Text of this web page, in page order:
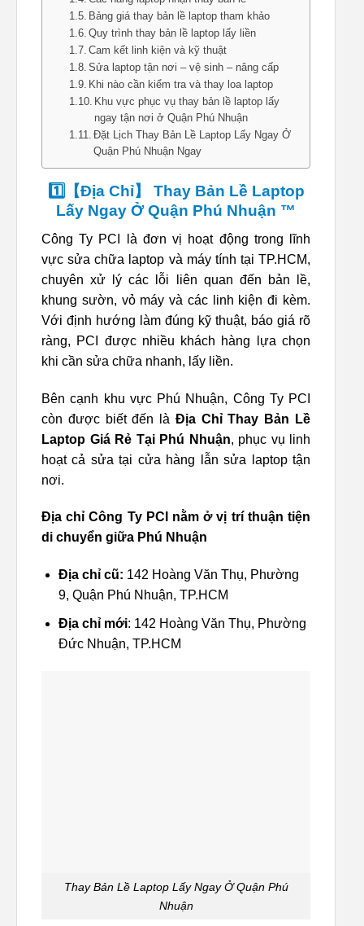
Bảng giá thay bản lề laptop tham khảo
Quy trình thay bản lề laptop lấy liền
Cam kết linh kiện và kỹ thuật
Sửa laptop tận nơi – vệ sinh – nâng cấp
Khi nào cần kiểm tra và thay loa laptop
Khu vực phục vụ thay bản lề laptop lấy
ngay tận nơi ở Quận Phú Nhuận
Đặt Lịch Thay Bản Lề Laptop Lấy Ngay Ở
Quận Phú Nhuận Ngay
1️⃣【Địa Chỉ】 Thay Bản Lề Laptop
Lấy Ngay Ở Quận Phú Nhuận ™
Công Ty PCI là đơn vị hoạt động trong lĩnh
vực sửa chữa laptop và máy tính tại TP.HCM,
chuyên xử lý các lỗi liên quan đến bản lề,
khung sườn, vỏ máy và các linh kiện đi kèm.
Với định hướng làm đúng kỹ thuật, báo giá rõ
ràng, PCI được nhiều khách hàng lựa chọn
khi cần sửa chữa nhanh, lấy liền.
Bên cạnh khu vực Phú Nhuận, Công Ty PCI
còn được biết đến là Địa Chỉ Thay Bản Lề
Laptop Giá Rẻ Tại Phú Nhuận, phục vụ linh
hoạt cả sửa tại cửa hàng lẫn sửa laptop tận
nơi.
Địa chỉ Công Ty PCI nằm ở vị trí thuận tiện
di chuyển giữa Phú Nhuận
Địa chỉ cũ: 142 Hoàng Văn Thụ, Phường
9, Quận Phú Nhuận, TP.HCM
Địa chỉ mới: 142 Hoàng Văn Thụ, Phường
Đức Nhuận, TP.HCM
Thay Bản Lề Laptop Lấy Ngay Ở Quận Phú
Nhuận